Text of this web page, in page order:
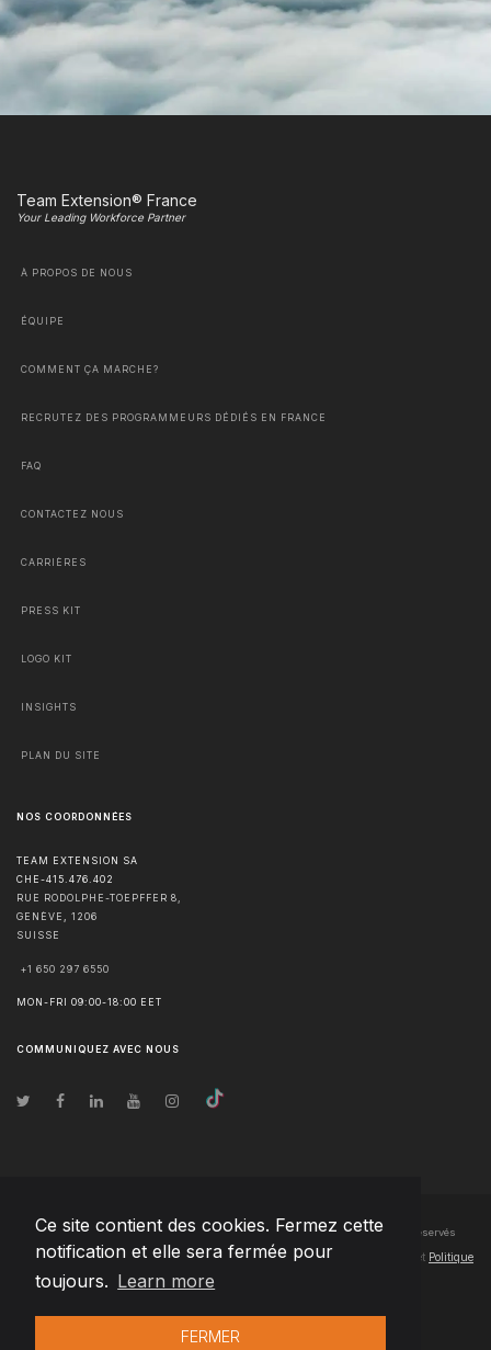
Ce site contient des cookies. Fermez cette
notification et elle sera fermée pour
toujours. Learn more
FERMER
Team Extension® France
Your Leading Workforce Partner
À PROPOS DE NOUS
ÉQUIPE
COMMENT ÇA MARCHE?
RECRUTEZ DES PROGRAMMEURS DÉDIÉS EN FRANCE
FAQ
CONTACTEZ NOUS
CARRIÈRES
PRESS KIT
LOGO KIT
INSIGHTS
PLAN DU SITE
NOS COORDONNÉES
TEAM EXTENSION SA
CHE-415.476.402
RUE RODOLPHE-TOEPFFER 8,
GENÈVE
1206
SUISSE
+1 650 297 6550
MON-FRI 09:00-18:00 EET
COMMUNIQUEZ AVEC NOUS
© Droits d'auteur2026 Team Extension SA France- Tous les droits sont réservés
Changelog● En utilisant ce site, vous acceptez nos Conditions d'utilisation et Politique
de confidentialité